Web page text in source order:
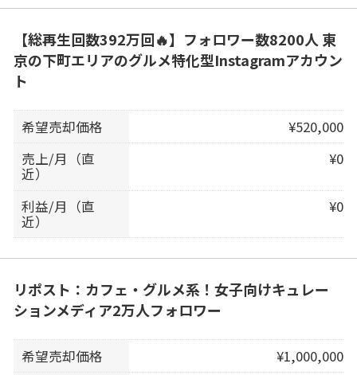
【総再生回数392万回🔥】フォロワー数8200人 東
京の下町エリアのグルメ特化型Instagramアカウン
ト
希望売却価格
¥520,000
売上/月（直
近）
¥0
利益/月（直
近）
¥0
リポスト：カフェ・グルメ系！女子向けキュレー
ションメディア2万人フォロワー
希望売却価格
¥1,000,000